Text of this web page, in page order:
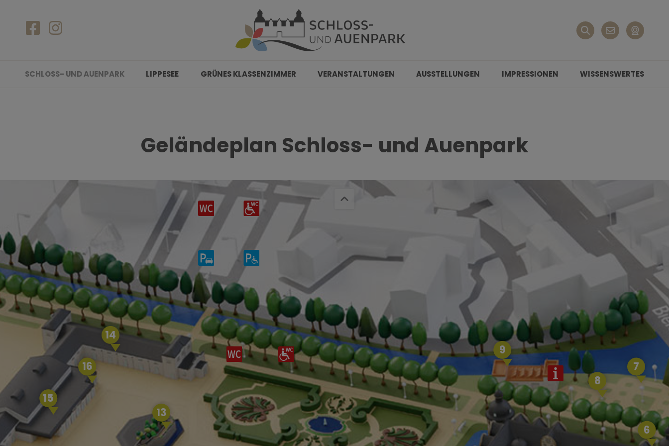
SCHLOSS- UND AUENPARK LIPPESEE GRÜNES KLASSENZIMMER VERANSTALTUNGEN AUSSTELLUNGEN IMPRESSIONEN WISSENSWERTES
Geländeplan Schloss- und Auenpark
6
7
8
9
13
14
15
16